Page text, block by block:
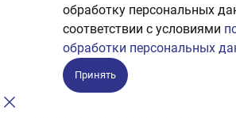
обработку персональных
соответствии с условиями
обработки персональных
Принять